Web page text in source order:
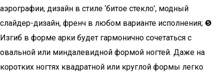
аэрографии, дизайн в стиле ‘битое стекло’, модный
слайдер-дизайн, френч в любом варианте исполнения; ❺
Изгиб в форме арки будет гармонично сочетаться с
овальной или миндалевидной формой ногтей. Даже на
коротких ногтях квадратной или круглой формы легко